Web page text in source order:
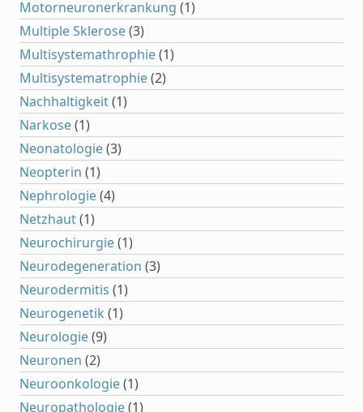
Motorneuronerkrankung (1)
Multiple Sklerose(3)
Multisystemathrophie(1)
Multisystematrophie(2)
Nachhaltigkeit(1)
Narkose(1)
Neonatologie(3)
Neopterin (1)
Nephrologie(4)
Netzhaut(1)
Neurochirurgie(1)
Neurodegeneration (3)
Neurodermitis (1)
Neurogenetik (1)
Neurologie(9)
Neuronen (2)
Neuroonkologie(1)
Neuropathologie(1)